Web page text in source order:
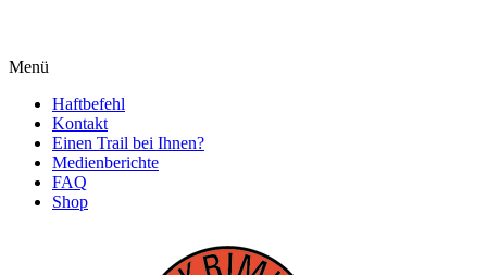
Menü
Haftbefehl
Kontakt
Einen Trail bei Ihnen?
Medienberichte
FAQ
Shop